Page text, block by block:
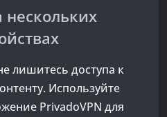
нескольких
лишитесь доступа к
Используйте
PrivadoVPN для